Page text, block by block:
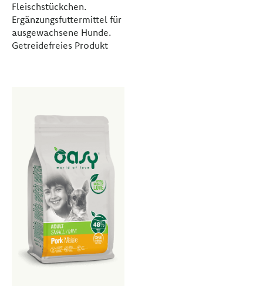
Fleischstückchen.
Ergänzungsfuttermittel für
ausgewachsene Hunde.
Getreidefreies Produkt